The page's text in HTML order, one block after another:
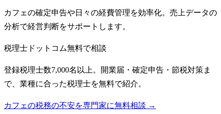
カフェの確定申告や日々の経費管理を効率化。売上データの
分析で経営判断をサポートします。
税理士ドットコム無料で相談
登録税理士数7,000名以上。開業届・確定申告・節税対策ま
で、業種に合った税理士を無料で紹介。
カフェの税務の不安を専門家に無料相談 →